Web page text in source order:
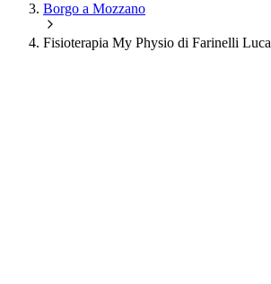
Borgo a Mozzano
Fisioterapia My Physio di Farinelli Luca